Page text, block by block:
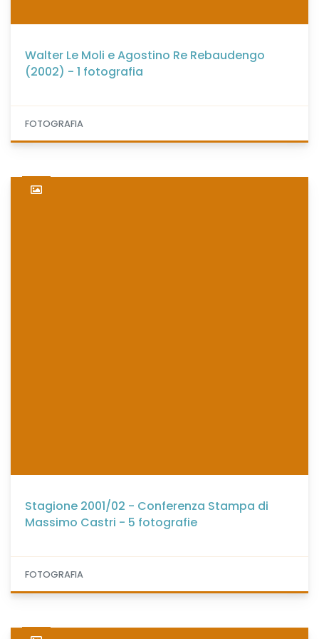
Walter Le Moli e Agostino Re Rebaudengo
(2002) - 1 fotografia
FOTOGRAFIA
Stagione 2001/02 - Conferenza Stampa di
Massimo Castri - 5 fotografie
FOTOGRAFIA